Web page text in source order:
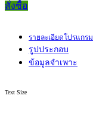
สั่งซื้อ
รายละเอียดโปรแกรม
รูปประกอบ
ข้อมูลจำเพาะ
Text Size